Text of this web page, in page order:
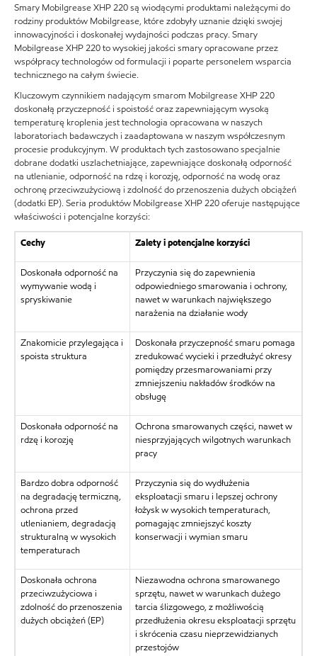
Smary Mobilgrease XHP 220 są wiodącymi produktami należącymi do
rodziny produktów Mobilgrease, które zdobyły uznanie dzięki swojej
innowacyjności i doskonałej wydajności podczas pracy. Smary
Mobilgrease XHP 220 to wysokiej jakości smary opracowane przez
współpracy technologów od formulacji i poparte personelem wsparcia
technicznego na całym świecie.
Kluczowym czynnikiem nadającym smarom Mobilgrease XHP 220
doskonałą przyczepność i spoistość oraz zapewniającym wysoką
temperaturę kroplenia jest technologia opracowana w naszych
laboratoriach badawczych i zaadaptowana w naszym współczesnym
procesie produkcyjnym. W produktach tych zastosowano specjalnie
dobrane dodatki uszlachetniające, zapewniające doskonałą odporność
na utlenianie, odporność na rdzę i korozję, odporność na wodę oraz
ochronę przeciwzużyciową i zdolność do przenoszenia dużych obciążeń
(dodatki EP). Seria produktów Mobilgrease XHP 220 oferuje następujące
właściwości i potencjalne korzyści:
Cechy Zalety i potencjalne korzyści
Doskonała odporność na
wymywanie wodą i
spryskiwanie
Przyczynia się do zapewnienia
odpowiedniego smarowania i ochrony,
nawet w warunkach największego
narażenia na działanie wody
Znakomicie przylegająca i
spoista struktura
Doskonała przyczepność smaru pomaga
zredukować wycieki i przedłużyć okresy
pomiędzy przesmarowaniami przy
zmniejszeniu nakładów środków na
obsługę
Doskonała odporność na
rdzę i korozję
Ochrona smarowanych części, nawet w
niesprzyjających wilgotnych warunkach
pracy
Bardzo dobra odporność
na degradację termiczną,
ochrona przed
utlenianiem, degradacją
strukturalną w wysokich
temperaturach
Przyczynia się do wydłużenia
eksploatacji smaru i lepszej ochrony
łożysk w wysokich temperaturach,
pomagając zmniejszyć koszty
konserwacji i wymian smaru
Doskonała ochrona
przeciwzużyciowa i
zdolność do przenoszenia
dużych obciążeń (EP)
Niezawodna ochrona smarowanego
sprzętu, nawet w warunkach dużego
tarcia ślizgowego, z możliwością
przedłużenia okresu eksploatacji sprzętu
i skrócenia czasu nieprzewidzianych
przestojów